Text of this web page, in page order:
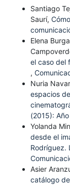
Santiago
Saurí,
Elena
el caso del
,
Nuria
espacios
(2015):
Yolanda
desde el
Rodríguez.
Asier
catálogo